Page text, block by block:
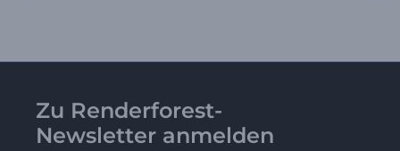
Zu Renderforest-
Newsletter anmelden